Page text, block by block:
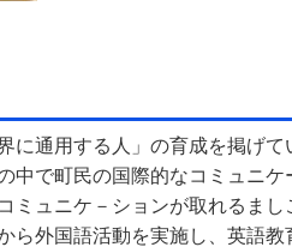
通用する人」の育成を掲げて
中で町民の国際的なコミュニケ
ミュニケ－ションが取れるまし
外国語活動を実施し、英語教